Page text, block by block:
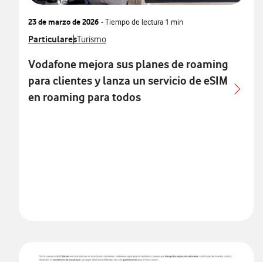
23 de marzo de 2026 - Tiempo de lectura 1 min
Ver más notas de prensa relacionados con
ParticularesVer más notas de prensa relacionados con
Turismo
Vodafone mejora sus planes de roaming
para clientes y lanza un servicio de eSIM
en roaming para todos